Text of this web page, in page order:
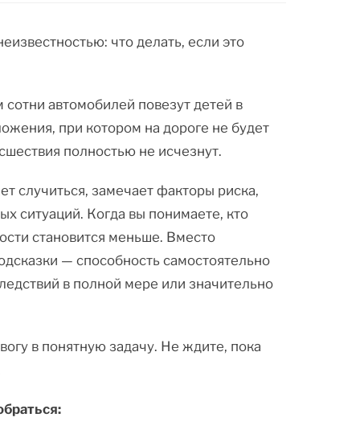
что делать, если это
автомобилей повезут детей в
при котором на дороге не будет
полностью не исчезнут.
случиться, замечает факторы риска,
ситуаций. Когда вы понимаете, кто
становится меньше. Вместо
— способность самостоятельно
в полной мере или значительно
в понятную задачу. Не ждите, пока